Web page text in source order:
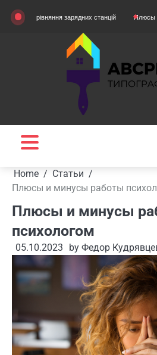
зарядних станцій Плюсы и минусы
Home
Статьи
Плюсы и минусы работы
Плюсы и минусы
психологом
05.10.2023 by Федор